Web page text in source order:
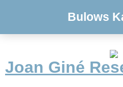
Bulows
Joan Giné